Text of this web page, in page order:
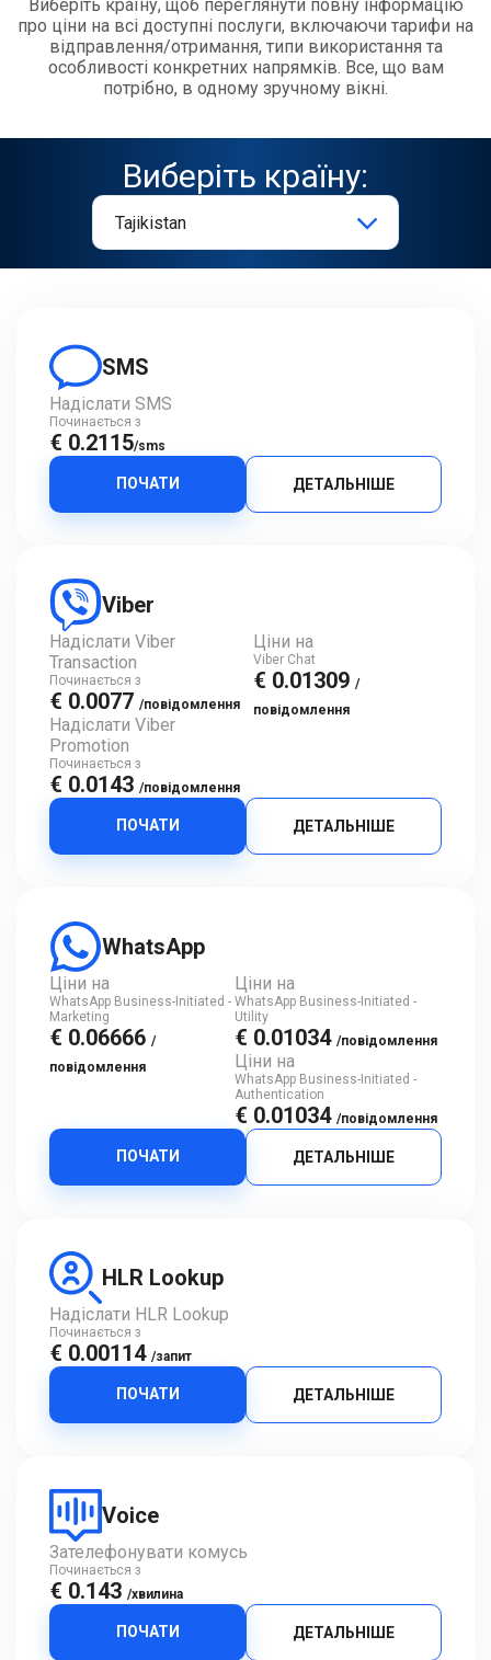
Виберіть країну, щоб переглянути повну інформацію
про ціни на всі доступні послуги, включаючи тарифи на
відправлення/отримання, типи використання та
особливості конкретних напрямків. Все, що вам
потрібно, в одному зручному вікні.
Виберіть країну:
SMS
Надіслати SMS
Починається з
€ 0.2115/sms
ПОЧАТИ ДЕТАЛЬНІШЕ
Viber
Надіслати Viber
Transaction
Починається з
€ 0.0077 /повідомлення
Надіслати Viber
Promotion
Починається з
€ 0.0143 /повідомлення
Ціни на
Viber Chat
€ 0.01309 /
повідомлення
ПОЧАТИ ДЕТАЛЬНІШЕ
WhatsApp
Ціни на
WhatsApp Business-Initiated -
Marketing
€ 0.06666 /
повідомлення
Ціни на
WhatsApp Business-Initiated -
Utility
€ 0.01034 /повідомлення
Ціни на
WhatsApp Business-Initiated -
Authentication
€ 0.01034 /повідомлення
ПОЧАТИ ДЕТАЛЬНІШЕ
HLR Lookup
Надіслати HLR Lookup
Починається з
€ 0.00114 /запит
ПОЧАТИ ДЕТАЛЬНІШЕ
Voice
Зателефонувати комусь
Починається з
€ 0.143 /хвилина
ПОЧАТИ ДЕТАЛЬНІШЕ